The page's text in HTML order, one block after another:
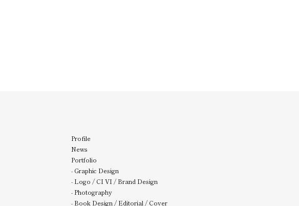
Profile
News
Portfolio
- Graphic Design
- Logo / CI VI / Brand Design
- Photography
- Book Design / Editorial / Cover